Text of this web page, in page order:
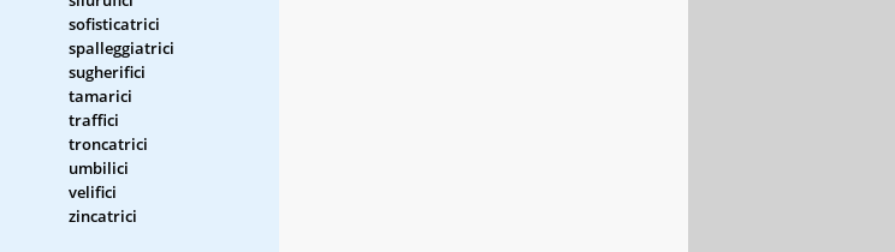
sofisticatrici
spalleggiatrici
sugherifici
tamarici
traffici
troncatrici
umbilici
velifici
zincatrici